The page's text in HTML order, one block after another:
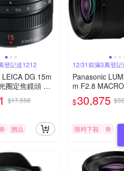
登記送1212
DG 15m
圈定焦鏡頭 公
$17,558
券 贈品
12/31前滿3萬登
Panasonic
m F2.8
距鏡頭 公司貨
$30,875
限時下殺 券